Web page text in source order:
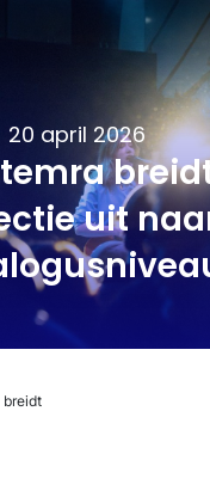
uit
20 april 2026
breidt